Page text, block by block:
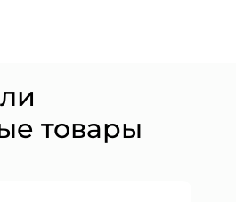
товары